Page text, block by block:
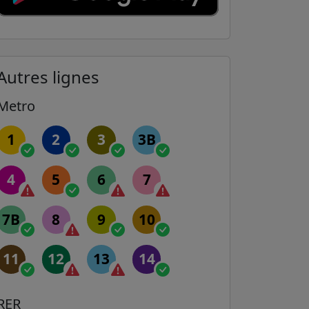
lignes
1 2 3 3B
4 5 6 7
7B 8 9 10
11 12 13 14